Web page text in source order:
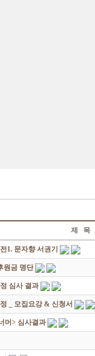
제 목
1. 문자향 서권기
원금 명단
심사 결과
_ 모집요강 & 신청서
머> 심사결과